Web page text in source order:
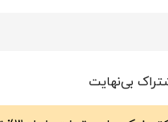
بی‌نهایت